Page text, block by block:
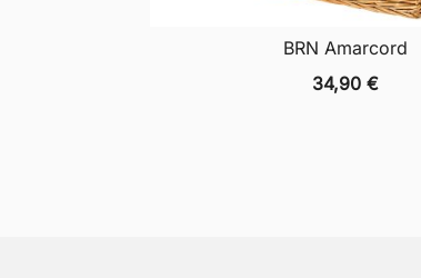
BRN Amarcord
34,90 €